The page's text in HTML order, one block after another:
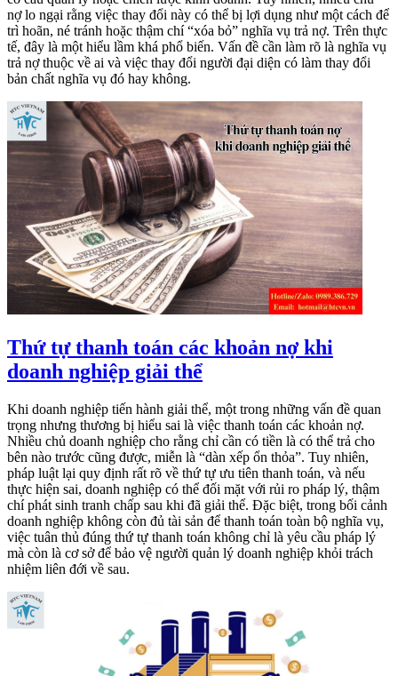
nợ lo ngại rằng việc thay đổi này có thể bị lợi dụng như một cách để
trì hoãn, né tránh hoặc thậm chí “xóa bỏ” nghĩa vụ trả nợ. Trên thực
tế, đây là một hiểu lầm khá phổ biến. Vấn đề cần làm rõ là nghĩa vụ
trả nợ thuộc về ai và việc thay đổi người đại diện có làm thay đổi
bản chất nghĩa vụ đó hay không.
Thứ tự thanh toán các khoản nợ khi
doanh nghiệp giải thể
Khi doanh nghiệp tiến hành giải thể, một trong những vấn đề quan
trọng nhưng thương bị hiểu sai là việc thanh toán các khoản nợ.
Nhiều chủ doanh nghiệp cho rằng chỉ cần có tiền là có thể trả cho
bên nào trước cũng được, miễn là “dàn xếp ổn thỏa”. Tuy nhiên,
pháp luật lại quy định rất rõ về thứ tự ưu tiên thanh toán, và nếu
thực hiện sai, doanh nghiệp có thể đối mặt với rủi ro pháp lý, thậm
chí phát sinh tranh chấp sau khi đã giải thể. Đặc biệt, trong bối cảnh
doanh nghiệp không còn đủ tài sản để thanh toán toàn bộ nghĩa vụ,
việc tuân thủ đúng thứ tự thanh toán không chỉ là yêu cầu pháp lý
mà còn là cơ sở để bảo vệ người quản lý doanh nghiệp khỏi trách
nhiệm liên đới về sau.